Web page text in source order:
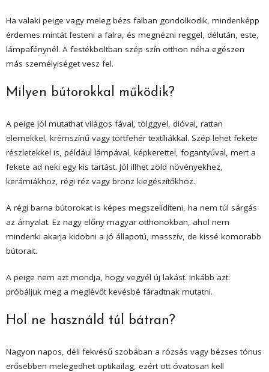
Ha valaki peige vagy meleg bézs falban gondolkodik, mindenképp
érdemes mintát festeni a falra, és megnézni reggel, délután, este,
lámpafénynél. A festékboltban szép szín otthon néha egészen
más személyiséget vesz fel.
Milyen bútorokkal működik?
A peige jól mutathat világos fával, tölggyel, dióval, rattan
elemekkel, krémszínű vagy törtfehér textíliákkal. Szép lehet fekete
részletekkel is, például lámpával, képkerettel, fogantyúval, mert a
fekete ad neki egy kis tartást. Jól illhet zöld növényekhez,
kerámiákhoz, régi réz vagy bronz kiegészítőkhöz.
A régi barna bútorokat is képes megszelídíteni, ha nem túl sárgás
az árnyalat. Ez nagy előny magyar otthonokban, ahol nem
mindenki akarja kidobni a jó állapotú, masszív, de kissé komorabb
bútorait.
A peige nem azt mondja, hogy vegyél új lakást. Inkább azt:
próbáljuk meg a meglévőt kevésbé fáradtnak mutatni.
Hol ne használd túl bátran?
Nagyon napos, déli fekvésű szobában a rózsás vagy bézses tónus
erősebben melegedhet optikailag, ezért ott óvatosan kell